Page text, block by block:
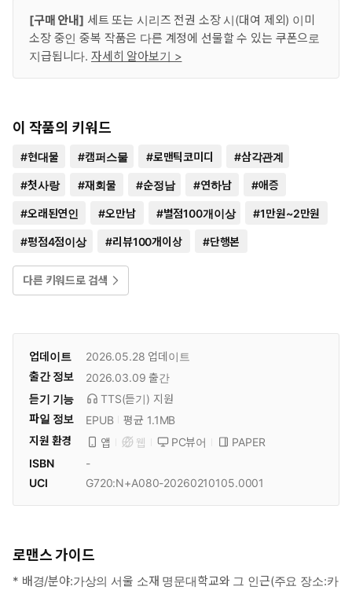
[구매 안내] 세트 또는 시리즈 전권 소장 시(대여 제외) 이미
소장 중인 중복 작품은 다른 계정에 선물할 수 있는 쿠폰으로
지급됩니다. 자세히 알아보기 >
이 작품의 키워드
#현대물 #캠퍼스물 #로맨틱코미디 #삼각관계
#첫사랑 #재회물 #순정남 #연하남 #애증
#오래된연인 #오만남 #별점100개이상 #1만원~2만원
#평점4점이상 #리뷰100개이상 #단행본
다른 키워드로 검색
업데이트 2026.05.28 업데이트
출간 정보
2026.03.09 출간
듣기 기능
TTS(듣기) 지원
파일 정보
EPUB
평균 1.1MB
지원 환경
앱 웹 PC뷰어
PAPER
ISBN
-
UCI
G720:N+A080-20260210105.0001
로맨스 가이드
* 배경/분야:가상의 서울 소재 명문대학교와 그 인근(주요 장소:카